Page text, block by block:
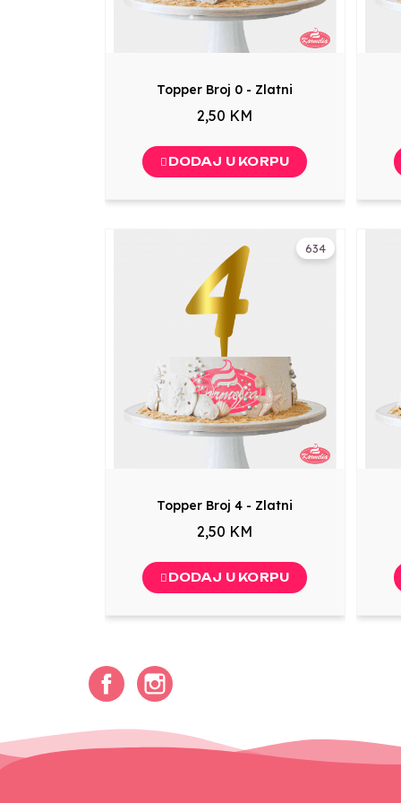
Topper Broj 0 - Zlatni
2,50 KM
DODAJ U KORPU
634
Topper Broj 4 - Zlatni
2,50 KM
DODAJ U KORPU
Facebook